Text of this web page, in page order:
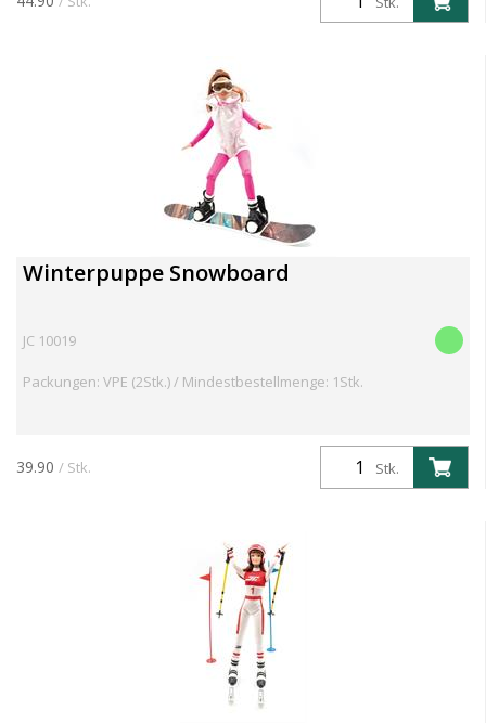
Winterpuppe Snowboard
JC 10019
Packungen: VPE (2Stk.) / Mindestbestellmenge: 1Stk.
Stk.
39.90 / Stk.